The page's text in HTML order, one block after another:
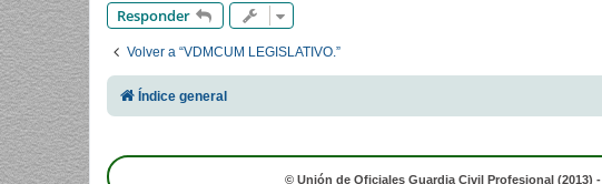
Responder
Volver a “VDMCUM LEGISLATIVO.”
Índice general
© Unión de Oficiales Guardia Civil Profesional (2013) -